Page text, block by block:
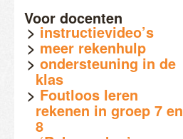
Voor docenten
instructievideo’s
meer rekenhulp
ondersteuning in de
klas
Foutloos leren
rekenen in groep 7 en
8